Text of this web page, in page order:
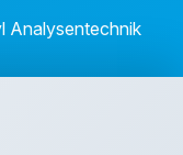
Analysentechnik